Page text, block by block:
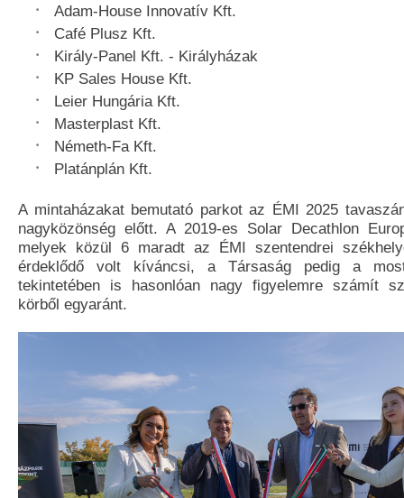
Adam-House Innovatív Kft.
Café Plusz Kft.
Király-Panel Kft. - Királyházak
KP Sales House Kft.
Leier Hungária Kft.
Masterplast Kft.
Németh-Fa Kft.
Platánplán Kft.
A mintaházakat bemutató parkot az ÉMI 2025
nagyközönség előtt. A 2019-es Solar Decathlon
melyek közül 6 maradt az ÉMI szentendrei
érdeklődő volt kíváncsi, a Társaság pedig a
tekintetében is hasonlóan nagy figyelemre számít
körből egyaránt.